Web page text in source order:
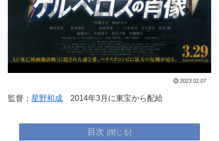
2023.02.07
監督： 星野和成 2014年3月に東宝から配給
目次